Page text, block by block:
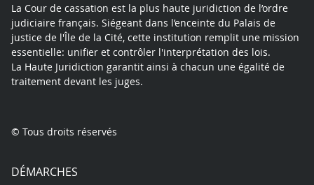
La Cour de cassation est la plus haute juridiction de l’ordre
judiciaire français. Siégeant dans l’enceinte du Palais de
justice de l'Île de la Cité, cette institution remplit une mission
essentielle: unifier et contrôler l'interprétation des lois.
La Haute Juridiction garantit ainsi à chacun une égalité de
traitement devant les juges.
© Tous droits réservés
DÉMARCHES